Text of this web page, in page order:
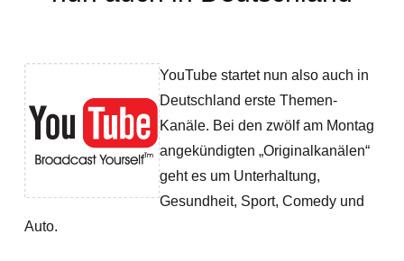
YouTube startet nun also auch in
Deutschland erste Themen-
Kanäle. Bei den zwölf am Montag
angekündigten „Originalkanälen“
geht es um Unterhaltung,
Gesundheit, Sport, Comedy und
Auto.